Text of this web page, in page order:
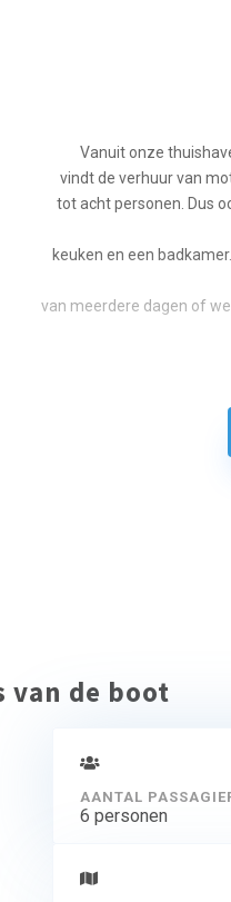
Vanuit onze
vindt de verhuur van
tot acht personen. Dus
keuken en een
van meerdere dagen of
van de boot
AANTAL
6 personen